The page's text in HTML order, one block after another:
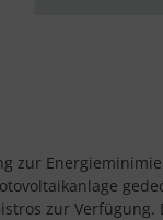
zur
zur